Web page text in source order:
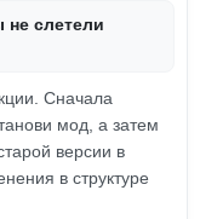
не слетели
Сначала
мод, а затем
версии в
в структуре